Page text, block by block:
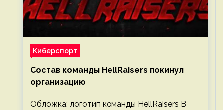
Киберспорт
Состав команды HellRaisers покинул
организацию
Обложка: логотип команды HellRaisers В